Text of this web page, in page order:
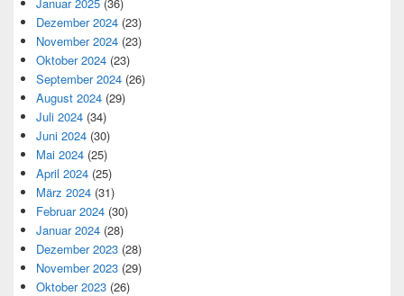
Dezember 2024 (23)
November 2024 (23)
Oktober 2024 (23)
September 2024 (26)
August 2024 (29)
Juli 2024 (34)
Juni 2024 (30)
Mai 2024 (25)
April 2024 (25)
März 2024 (31)
Februar 2024 (30)
Januar 2024 (28)
Dezember 2023 (28)
November 2023 (29)
Oktober 2023 (26)